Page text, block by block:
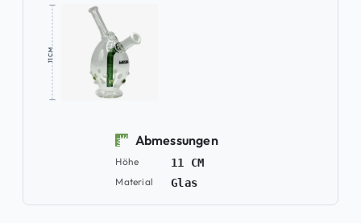
11 CM
Abmessungen
Höhe 11 CM
Material Glas